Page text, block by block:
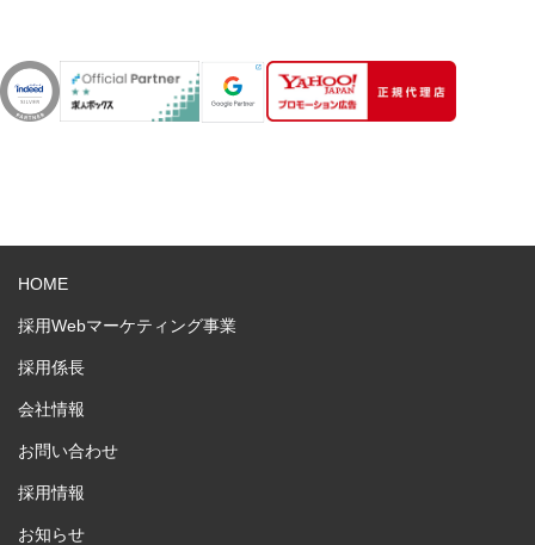
HOME
採用Webマーケティング事業
採用係長
会社情報
お問い合わせ
採用情報
お知らせ